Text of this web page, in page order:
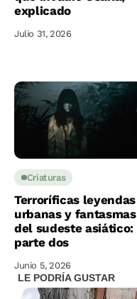
explicado
Julio 31, 2026
Criaturas
Terroríficas leyendas
urbanas y fantasmas
del sudeste asiático:
parte dos
Junio 5, 2026